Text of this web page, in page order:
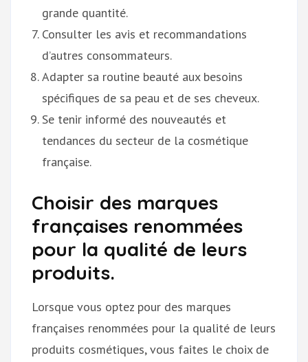
grande quantité.
Consulter les avis et recommandations
d’autres consommateurs.
Adapter sa routine beauté aux besoins
spécifiques de sa peau et de ses cheveux.
Se tenir informé des nouveautés et
tendances du secteur de la cosmétique
française.
Choisir des marques
françaises renommées
pour la qualité de leurs
produits.
Lorsque vous optez pour des marques
françaises renommées pour la qualité de leurs
produits cosmétiques, vous faites le choix de